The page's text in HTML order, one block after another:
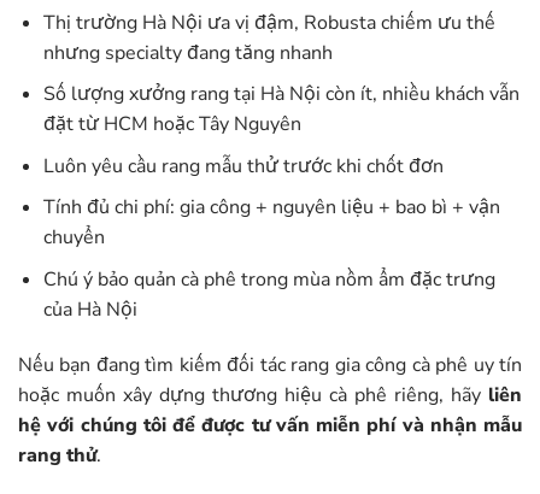
Thị trường Hà Nội ưa vị đậm, Robusta chiếm ưu thế
nhưng specialty đang tăng nhanh
Số lượng xưởng rang tại Hà Nội còn ít, nhiều khách vẫn
đặt từ HCM hoặc Tây Nguyên
Luôn yêu cầu rang mẫu thử trước khi chốt đơn
Tính đủ chi phí: gia công + nguyên liệu + bao bì + vận
chuyển
Chú ý bảo quản cà phê trong mùa nồm ẩm đặc trưng
của Hà Nội
Nếu bạn đang tìm kiếm đối tác rang gia công cà phê uy tín
hoặc muốn xây dựng thương hiệu cà phê riêng, hãy liên
hệ với chúng tôi để được tư vấn miễn phí và nhận mẫu
rang thử.